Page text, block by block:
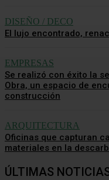
DISEÑO / DECO
El lujo encontrado,
EMPRESAS
Se realizó con éxito la
Obra, un espacio de
construcción
ARQUITECTURA
Oficinas que capturan
materiales en la
ÚLTIMAS